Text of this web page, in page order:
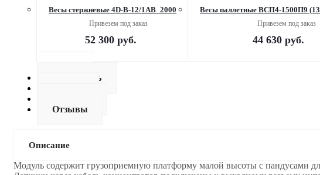
Весы стержневые 4D-B-12/1AB_2000
Привезем под заказ
52 300руб.
Весы паллетные ВСП4-1500П9
Привезем под заказ
44 630 руб.
Как купить
Отзывы
Описание
Модуль содержит грузоприемную платформу малой высоты с пандусами